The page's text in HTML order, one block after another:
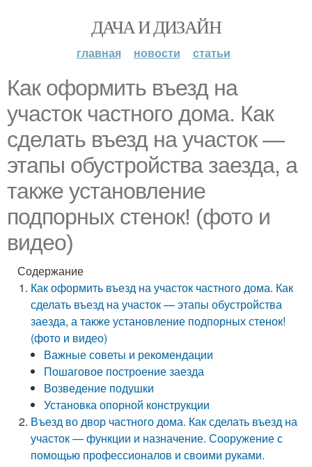
ДАЧА И ДИЗАЙН
главная новости статьи
Как оформить въезд на
участок частного дома. Как
сделать въезд на участок —
этапы обустройства заезда, а
также установление
подпорных стенок! (фото и
видео)
Содержание
Как оформить въезд на участок частного дома. Как
сделать въезд на участок — этапы обустройства
заезда, а также установление подпорных стенок!
(фото и видео)
Важные советы и рекомендации
Пошаговое построение заезда
Возведение подушки
Установка опорной конструкции
Въезд во двор частного дома. Как сделать въезд на
участок — функции и назначение. Сооружение с
помощью профессионалов и своими руками.